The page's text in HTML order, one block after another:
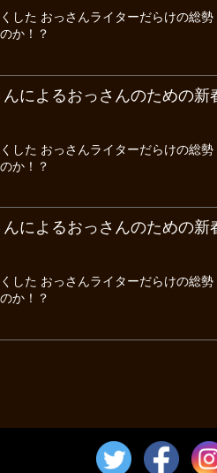
した おっさんライターだらけの総
か！？
によるおっさんのための
した おっさんライターだらけの総
か！？
によるおっさんのための
した おっさんライターだらけの総
か！？